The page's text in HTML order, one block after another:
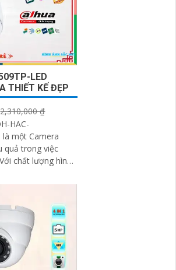
LED
THIẾT KẾ ĐẸP
2,310,000 ₫
HAC-
là một Camera
quả trong việc
sống động